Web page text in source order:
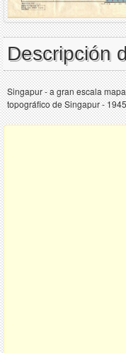
Descripción
Singapur - a gran escala
topográfico de Singapur -